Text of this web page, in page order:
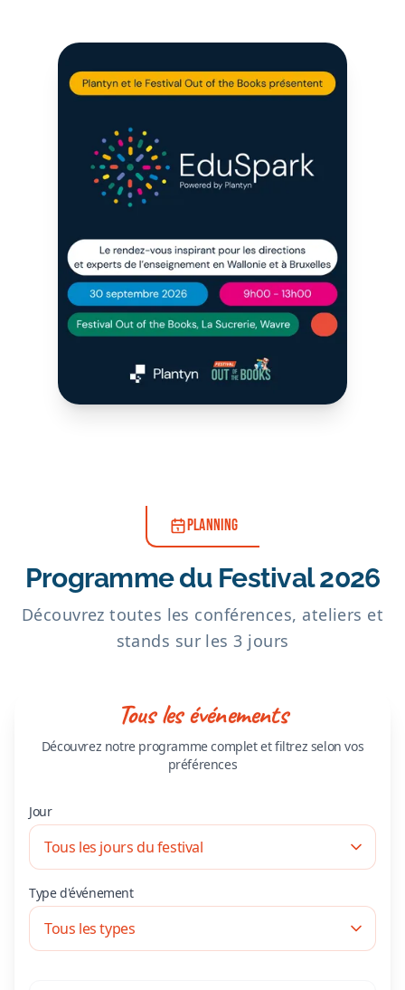
PLANNING
Programme du Festival 2026
Découvrez toutes les conférences, ateliers et
stands sur les 3 jours
Tous les événements
Découvrez notre programme complet et filtrez selon vos
préférences
Jour
Type d'événement